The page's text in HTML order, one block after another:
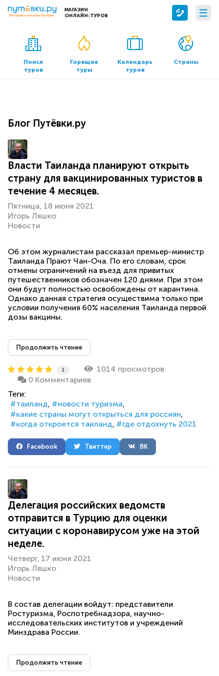
МАГАЗИН
ОНЛАЙН-ТУРОВ
Сервисы
Бронирование отелей
Трансфер
О компании
О нас
Контакты
Офисы продаж
Поиск
туров
Горящие
туры
Календарь
туров
Страны
Блог Путёвки.ру
Власти Таиланда планируют открыть
страну для вакцинированных туристов в
течение 4 месяцев.
Пятница, 18 июня 2021
Игорь Ляшко
Новости
Об этом журналистам рассказал премьер-министр
Таиланда Прают Чан-Оча. По его словам, срок
отмены ограничений на въезд для привитых
путешественников обозначен 120 днями. При этом
они будут полностью освобождены от карантина.
Однако данная стратегия осуществима только при
условии получения 60% населения Таиланда первой
дозы вакцины.
Продолжить чтение
1
1014 просмотров
0 Комментариев
Теги:
таиланд
новости туризма
какие страны могут открыться для россиян
когда откроется таиланд
где отдохнуть 2021
Facebook Твиттер ВК
Делегация российских ведомств
отправится в Турцию для оценки
ситуации с коронавирусом уже на этой
неделе.
Четверг, 17 июня 2021
Игорь Ляшко
Новости
В состав делегации войдут: представители
Ростуризма, Роспотребнадзора, научно-
исследовательских институтов и учреждений
Минздрава России.
Продолжить чтение